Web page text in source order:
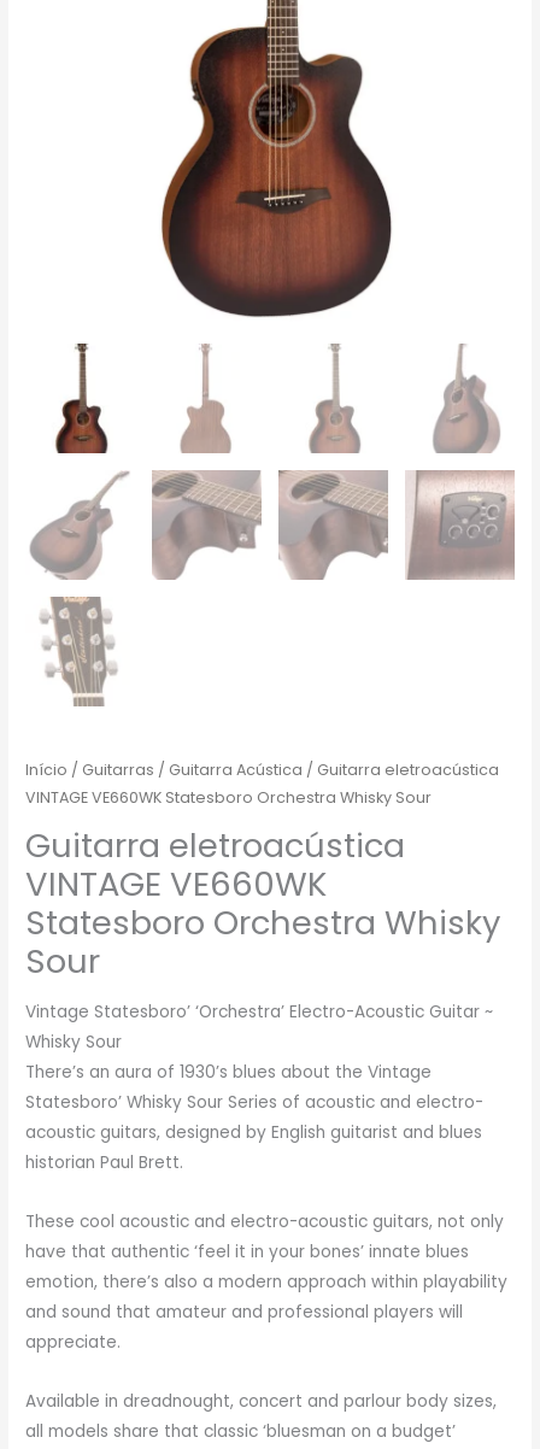
Início / Guitarras / Guitarra Acústica / Guitarra eletroacústica
VINTAGE VE660WK Statesboro Orchestra Whisky Sour
Guitarra eletroacústica
VINTAGE VE660WK
Statesboro Orchestra Whisky
Sour
Vintage Statesboro’ ‘Orchestra’ Electro-Acoustic Guitar ~
Whisky Sour
There’s an aura of 1930’s blues about the Vintage
Statesboro’ Whisky Sour Series of acoustic and electro-
acoustic guitars, designed by English guitarist and blues
historian Paul Brett.
These cool acoustic and electro-acoustic guitars, not only
have that authentic ‘feel it in your bones’ innate blues
emotion, there’s also a modern approach within playability
and sound that amateur and professional players will
appreciate.
Available in dreadnought, concert and parlour body sizes,
all models share that classic ‘bluesman on a budget’